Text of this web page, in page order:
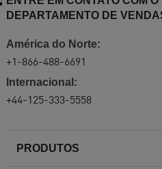
PRODUTOS
DEPARTAMENTO DE
América do Norte:
+1-866-488-6691
Internacional:
+44-125-333-5558